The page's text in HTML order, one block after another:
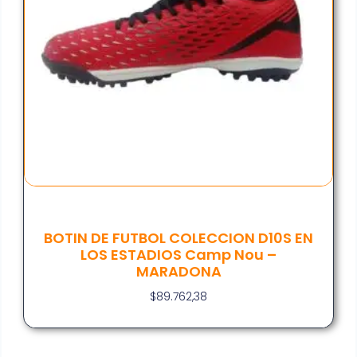
BOTIN DE FUTBOL COLECCION D10S EN
LOS ESTADIOS Camp Nou –
MARADONA
$89.762,38